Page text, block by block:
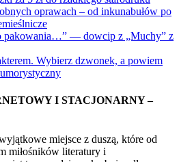
oprawach – od inkunabułów po
pakowania…” — dowcip z „Muchy” z
Wybierz dzwonek, a powiem
I STACJONARNY –
miejsce z duszą, które od
miłośników literatury i